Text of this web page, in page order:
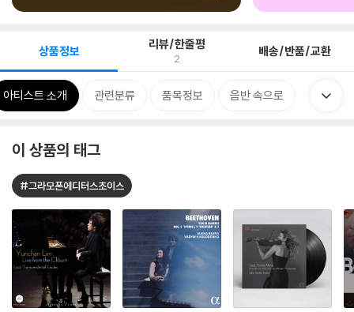
상품정보 리뷰/한줄평
2 배송/반품/교환
아티스트 소개 관련분류 품목정보 음반 속으로
이 상품의 태그
#그라모폰에디터스초이스